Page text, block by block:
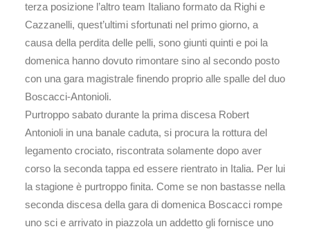
terza posizione l’altro team Italiano formato da Righi e
Cazzanelli, quest’ultimi sfortunati nel primo giorno, a
causa della perdita delle pelli, sono giunti quinti e poi la
domenica hanno dovuto rimontare sino al secondo posto
con una gara magistrale finendo proprio alle spalle del duo
Boscacci-Antonioli.
Purtroppo sabato durante la prima discesa Robert
Antonioli in una banale caduta, si procura la rottura del
legamento crociato, riscontrata solamente dopo aver
corso la seconda tappa ed essere rientrato in Italia. Per lui
la stagione è purtroppo finita. Come se non bastasse nella
seconda discesa della gara di domenica Boscacci rompe
uno sci e arrivato in piazzola un addetto gli fornisce uno